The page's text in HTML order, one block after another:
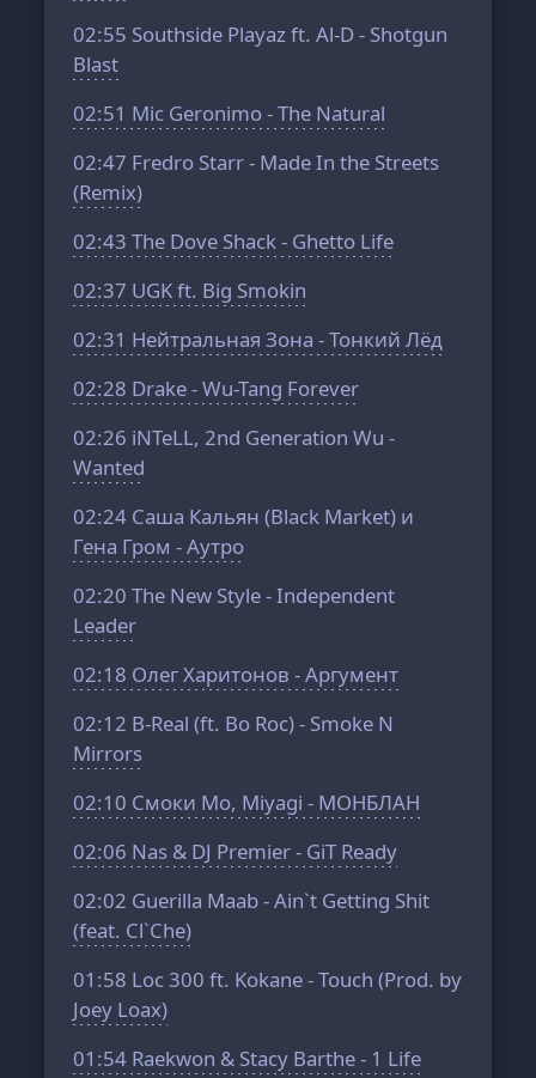
02:55 Southside Playaz ft. Al-D - Shotgun
Blast
02:51 Mic Geronimo - The Natural
02:47 Fredro Starr - Made In the Streets
(Remix)
02:43 The Dove Shack - Ghetto Life
02:37 UGK ft. Big Smokin
02:31 Нейтральная Зона - Тонкий Лёд
02:28 Drake - Wu-Tang Forever
02:26 iNTeLL, 2nd Generation Wu -
Wanted
02:24 Саша Кальян (Black Market) и
Гена Гром - Аутро
02:20 The New Style - Independent
Leader
02:18 Олег Харитонов - Аргумент
02:12 B-Real (ft. Bo Roc) - Smoke N
Mirrors
02:10 Смоки Мо, Miyagi - МОНБЛАН
02:06 Nas & DJ Premier - GiT Ready
02:02 Guerilla Maab - Ain`t Getting Shit
(feat. Cl`Che)
01:58 Loc 300 ft. Kokane - Touch (Prod. by
Joey Loax)
01:54 Raekwon & Stacy Barthe - 1 Life